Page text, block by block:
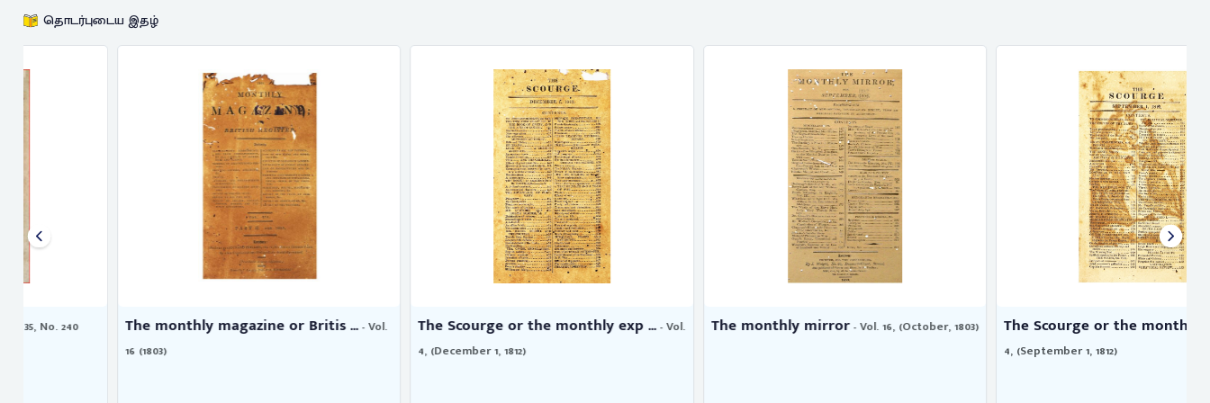
தொடர்புடைய இதழ்
The monthly magazine or Britis ...- Vol.
The Scourge or the monthly exp ...- Vol.
4, (December 1, 1812)
The monthly mirror- Vol. 16, (October, 1803) The Scourge or the monthly exp ...- Vol.
4, (September 1, 1812)